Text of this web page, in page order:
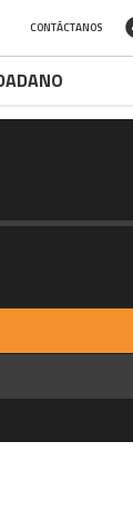
CONTÁCTANOS